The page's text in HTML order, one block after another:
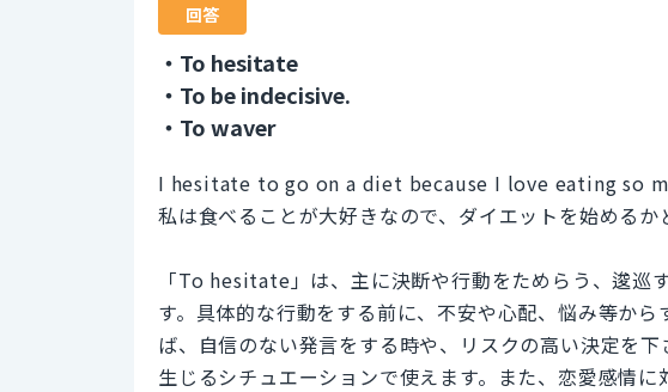
回答
・To hesitate
・To be indecisive.
・To waver
I hesitate to go on a diet because I love eating so
私は食べることが大好きなので、ダイエットを始めるか
「To hesitate」は、主に決断や行動をためらう、逡巡
す。具体的な行動をする前に、不安や心配、悩み等か
ば、自信のない発言をする時や、リスクの高い決定を
生じるシチュエーションで使えます。また、恋愛感情